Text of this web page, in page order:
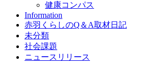
健康コンパス
Information
赤羽くらしのQ＆A取材日記
未分類
社会課題
ニュースリリース